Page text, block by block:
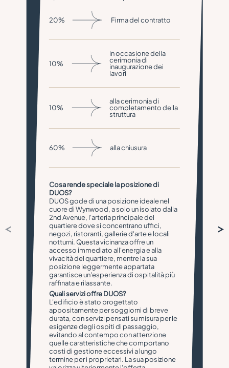
20% Firma del contratto
10%
in occasione della
cerimonia di
inaugurazione dei
lavori
10%
alla cerimonia di
completamento della
struttura
60% alla chiusura
Cosa rende speciale la posizione di
DUOS?
DUOS gode di una posizione ideale nel
cuore di Wynwood, a solo un isolato dalla
2nd Avenue, l'arteria principale del
quartiere dove si concentrano uffici,
negozi, ristoranti, gallerie d'arte e locali
notturni. Questa vicinanza offre un
accesso immediato all'energia e alla
vivacità del quartiere, mentre la sua
posizione leggermente appartata
garantisce un'esperienza di ospitalità più
raffinata e rilassante.
Quali servizi offre DUOS?
L'edificio è stato progettato
appositamente per soggiorni di breve
durata, con servizi pensati su misura per le
esigenze degli ospiti di passaggio,
evitando al contempo con attenzione
quelle caratteristiche che comportano
costi di gestione eccessivi a lungo
termine per i proprietari. La sua posizione